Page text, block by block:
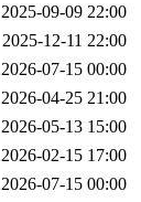
2025-09-09 22:00
2025-12-11 22:00
2026-07-15 00:00
2026-04-25 21:00
2026-05-13 15:00
2026-02-15 17:00
2026-07-15 00:00